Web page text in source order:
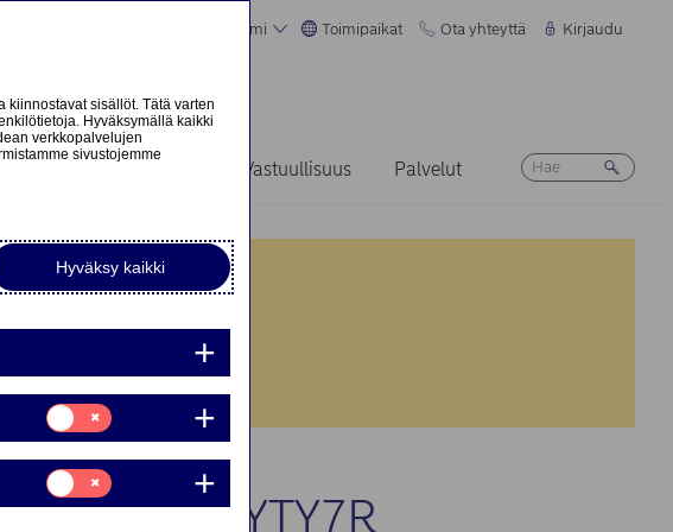
Suomi Toimipaikat Ota yhteyttä Kirjaudu
& analyysit Vastuullisuus Palvelut
TYTY7R
sisällöt. Tätä varten
Hyväksymällä kaikki
verkkopalvelujen
sivustojemme
Hyväksy kaikki
Suostumusvalinta:
Tilastointi
Suostumusvalinta:
Markkinointi